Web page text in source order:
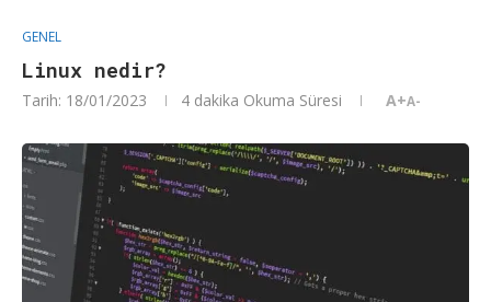
GENEL
Linux nedir?
Tarih: 18/01/2023 4 dakika Okuma Süresi A+A-